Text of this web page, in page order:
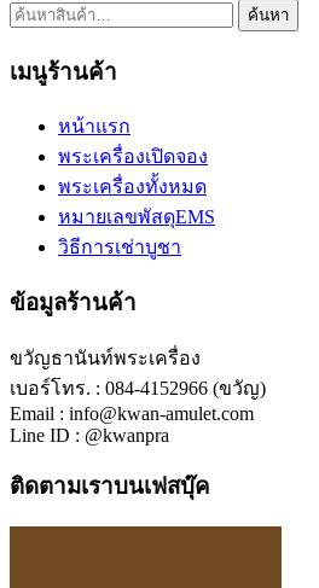
ค้นหา: ค้นหา
เมนูร้านค้า
หน้าแรก
พระเครื่องเปิดจอง
พระเครื่องทั้งหมด
หมายเลขพัสดุEMS
วิธีการเช่าบูชา
ข้อมูลร้านค้า
ขวัญธานันท์พระเครื่อง
เบอร์โทร. : 084-4152966 (ขวัญ)
Email : info@kwan-amulet.com
Line ID : @kwanpra
ติดตามเราบนเฟสบุ๊ค